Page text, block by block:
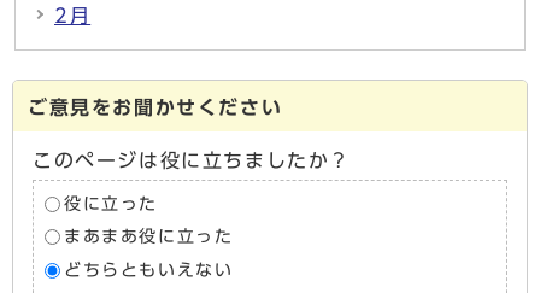
2月
ご意見をお聞かせください
このページは役に立ちましたか？
役に立った
まあまあ役に立った
どちらともいえない